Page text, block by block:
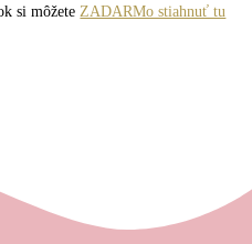
si môžeteZADARMo stiahnuť tu